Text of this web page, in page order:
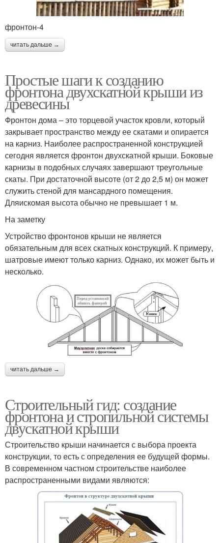
фронтон-4
читать дальше →
Простые шаги к созданию
фронтона двухскатной крыши из
древесины
Фронтон дома – это торцевой участок кровли, который
закрывает пространство между ее скатами и опирается
на карниз. Наиболее распространенной конструкцией
сегодня является фронтон двухскатной крыши. Боковые
карнизы в подобных случаях завершают треугольные
скаты. При достаточной высоте (от 2 до 2,5 м) он может
служить стеной для мансардного помещения.
Дляискомая высота обычно не превышает 1 м.
На заметку
Устройство фронтонов крыши не является
обязательным для всех скатных конструкций. К примеру,
шатровые имеют только карниз. Однако, их может быть и
несколько.
читать дальше →
Строительный гид: создание
фронтона и стропильной системы
двускатной крыши
Строительство крыши начинается с выбора проекта
конструкции, то есть с определения ее будущей формы.
В современном частном строительстве наиболее
распространенными видами являются: